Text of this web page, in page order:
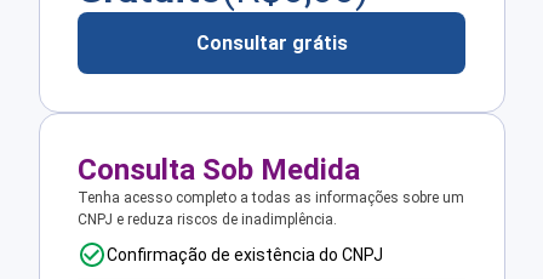
Consultar grátis
Consulta Sob Medida
Tenha acesso completo a todas as informações sobre um
CNPJ e reduza riscos de inadimplência.
Confirmação de existência do CNPJ